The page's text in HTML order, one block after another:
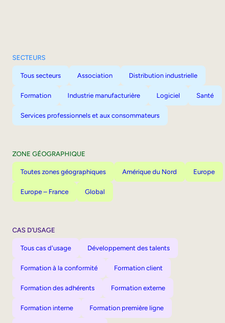
SECTEURS
Tous secteurs Association Distribution industrielle
Formation Industrie manufacturière Logiciel Santé
Services professionnels et aux consommateurs
ZONE GÉOGRAPHIQUE
Toutes zones géographiques Amérique du Nord Europe
Europe – France Global
CAS D’USAGE
Tous cas d'usage Développement des talents
Formation à la conformité Formation client
Formation des adhérents Formation externe
Formation interne Formation première ligne